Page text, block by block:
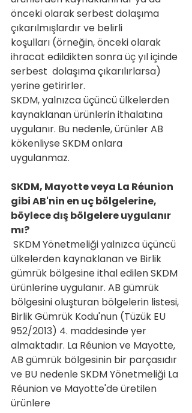
önceki olarak serbest dolaşıma
çıkarılmışlardır ve belirli
koşulları (örneğin, önceki olarak
ihracat edildikten sonra üç yıl içinde
serbest  dolaşıma çıkarılırlarsa)
yerine getirirler.
SKDM, yalnızca üçüncü ülkelerden
kaynaklanan ürünlerin ithalatına
uygulanır. Bu nedenle, ürünler AB
kökenliyse SKDM onlara
uygulanmaz.
SKDM, Mayotte veya La Réunion
gibi AB'nin en uç bölgelerine,
böylece dış bölgelere uygulanır
mı?
SKDM Yönetmeliği yalnızca üçüncü
ülkelerden kaynaklanan ve Birlik
gümrük bölgesine ithal edilen SKDM
ürünlerine uygulanır. AB gümrük
bölgesini oluşturan bölgelerin listesi,
Birlik Gümrük Kodu'nun (Tüzük EU
952/2013) 4. maddesinde yer
almaktadır. La Réunion ve Mayotte,
AB gümrük bölgesinin bir parçasıdır
ve BU nedenle SKDM Yönetmeliği La
Réunion ve Mayotte'de üretilen
ürünlere